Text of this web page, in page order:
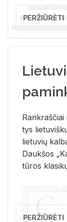
PERŽIŪRĖTI
tys
lie­tu­vių
Dauk­šos
tū­ros
PERŽIŪRĖTI